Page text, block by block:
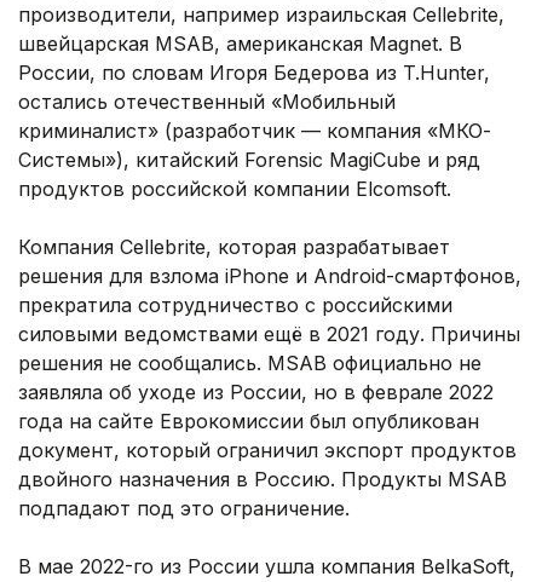
производители, например израильская Cellebrite,
швейцарская MSAB, американская Magnet. В
России, по словам Игоря Бедерова из T.Hunter,
остались отечественный «Мобильный
криминалист» (разработчик — компания «МКО-
Системы»), китайский Forensic MagiCube и ряд
продуктов российской компании Elcomsoft.
Компания Cellebrite, которая разрабатывает
решения для взлома iPhone и Android-смартфонов,
прекратила сотрудничество с российскими
силовыми ведомствами ещё в 2021 году. Причины
решения не сообщались. MSAB официально не
заявляла об уходе из России, но в феврале 2022
года на сайте Еврокомиссии был опубликован
документ, который ограничил экспорт продуктов
двойного назначения в Россию. Продукты MSAB
подпадают под это ограничение.
В мае 2022-го из России ушла компания BelkaSoft,